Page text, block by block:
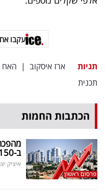
עקבו
תגיות ארז איסקוב | האח
תכנית
הכתבות החמות
ב-150 מיליון שקל
איציק